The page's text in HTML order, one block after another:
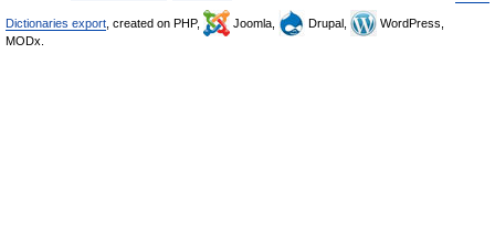
Dictionaries export , created on PHP, Joomla, Drupal,
WordPress,
MODx.